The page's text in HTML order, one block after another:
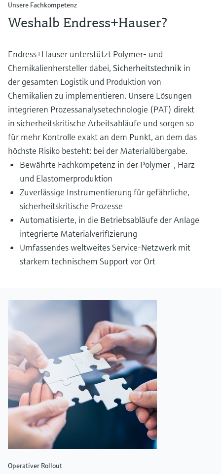
Unsere Fachkompetenz
Weshalb Endress+Hauser?
Endress+Hauser unterstützt Polymer- und
Chemikalienhersteller dabei, Sicherheitstechnik in
der gesamten Logistik und Produktion von
Chemikalien zu implementieren. Unsere Lösungen
integrieren Prozessanalysetechnologie (PAT) direkt
in sicherheitskritische Arbeitsabläufe und sorgen so
für mehr Kontrolle exakt an dem Punkt, an dem das
höchste Risiko besteht: bei der Materialübergabe.
Bewährte Fachkompetenz in der Polymer-, Harz-
und Elastomerproduktion
Zuverlässige Instrumentierung für gefährliche,
sicherheitskritische Prozesse
Automatisierte, in die Betriebsabläufe der Anlage
integrierte Materialverifizierung
Umfassendes weltweites Service-Netzwerk mit
starkem technischem Support vor Ort
Operativer Rollout